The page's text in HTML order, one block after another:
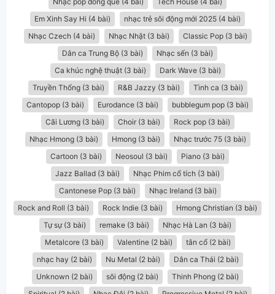
Em Xinh Say Hi (4 bài)
nhạc trẻ sôi động mới 2025 (4 bài)
Nhạc Czech (4 bài)
Nhạc Nhật (3 bài)
Classic Pop (3 bài)
Dân ca Trung Bộ (3 bài)
Nhạc sến (3 bài)
Ca khúc nghệ thuật (3 bài)
Dark Wave (3 bài)
Truyền Thống (3 bài)
R&B Jazzy (3 bài)
Tình ca (3 bài)
Cantopop (3 bài)
Eurodance (3 bài)
bubblegum pop (3 bài)
Cãi Lương (3 bài)
Choir (3 bài)
Rock pop (3 bài)
Nhạc Hmong (3 bài)
Hmong (3 bài)
Nhạc trước 75 (3 bài)
Cartoon (3 bài)
Neosoul (3 bài)
Piano (3 bài)
Jazz Ballad (3 bài)
Nhạc Phim cổ tích (3 bài)
Cantonese Pop (3 bài)
Nhạc Ireland (3 bài)
Rock and Roll (3 bài)
Rock Indie (3 bài)
Hmong Christian (3 bài)
Tự sự (3 bài)
remake (3 bài)
Nhạc Hà Lan (3 bài)
Metalcore (3 bài)
Valentine (2 bài)
tân cổ (2 bài)
nhạc hay (2 bài)
Nu Metal (2 bài)
Dân ca Thái (2 bài)
Unknown (2 bài)
sôi động (2 bài)
Thinh Phong (2 bài)